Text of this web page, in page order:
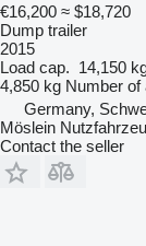
€16,200 ≈ $18,720
Dump trailer
2015
Load cap. 14,150
4,850 kg Number of
Germany,
Möslein
Contact the seller